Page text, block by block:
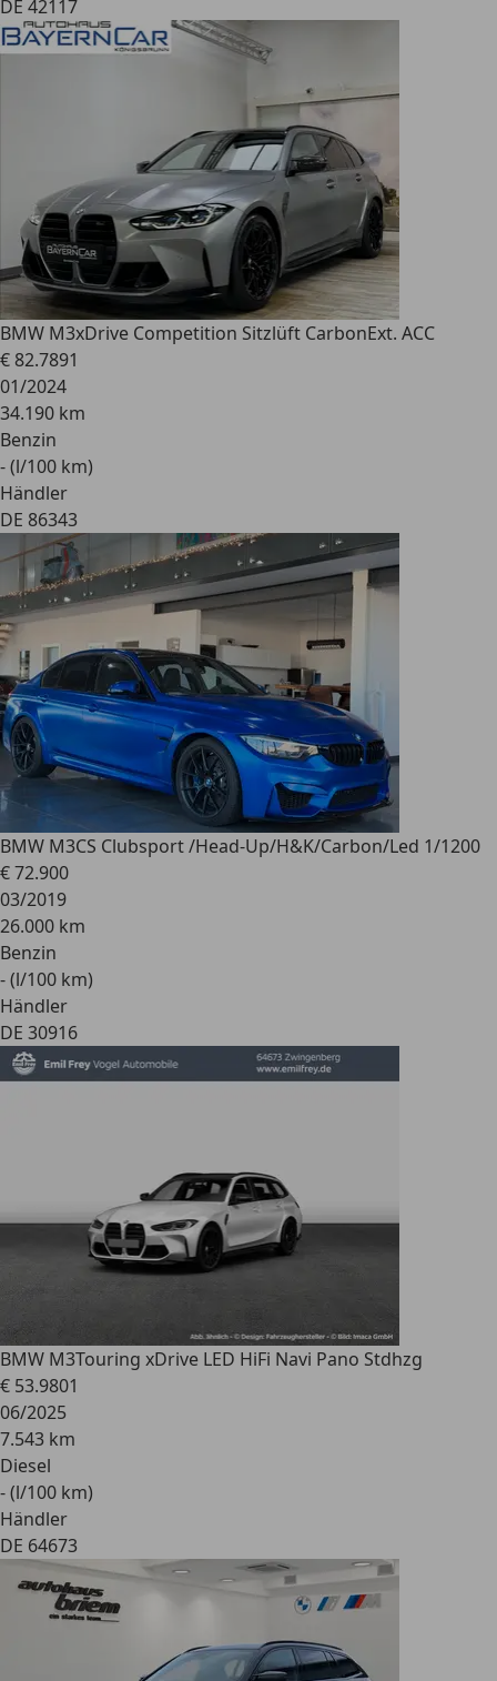
DE 42117
BMW M3xDrive Competition Sitzlüft CarbonExt. ACC
€ 82.7891
01/2024
34.190 km
Benzin
- (l/100 km)
Händler
DE 86343
BMW M3CS Clubsport /Head-Up/H&K/Carbon/Led 1/1200
€ 72.900
03/2019
26.000 km
Benzin
- (l/100 km)
Händler
DE 30916
BMW M3Touring xDrive LED HiFi Navi Pano Stdhzg
€ 53.9801
06/2025
7.543 km
Diesel
- (l/100 km)
Händler
DE 64673